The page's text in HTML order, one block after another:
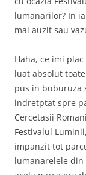
lumanarilor? In
mai auzit sau
Haha, ce imi
luat absolut
pus in buburuza
indretptat spre
Cercetasii
Festivalul
impanzit tot
lumanarelele